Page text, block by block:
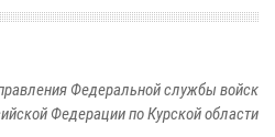
Федеральной службы войск
Федерации по Курской области